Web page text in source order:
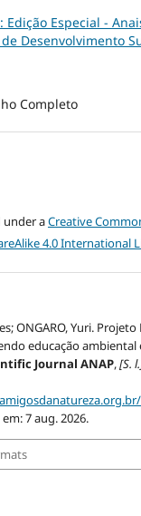
Edição Especial -
Desenvolvimento
Completo
under aCreative
4.0 International
ONGARO, Yuri.
educação ambiental
Journal ANAP,[S.
em: 7 aug. 2026.